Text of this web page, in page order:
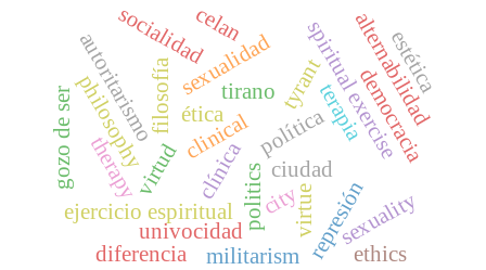
filosofía
clínica
ejercicio espiritual
tirano
política
ciudad
virtud
philosophy clinical spiritual exercise
tyrant
politicscityvirtue
democracia
sexualidad alternabilidad
socialidad
terapia
represión
autoritarismo
gozo de ser
sexuality
therapy
militarism
univocidad
diferencia
ética
estética
celan
ethics